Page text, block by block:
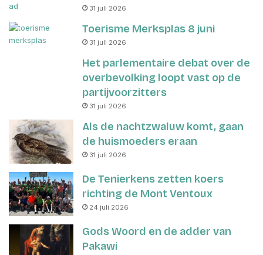
31 juli 2026
Toerisme Merksplas 8 juni
31 juli 2026
Het parlementaire debat over de
overbevolking loopt vast op de
partijvoorzitters
31 juli 2026
Als de nachtzwaluw komt, gaan
de huismoeders eraan
31 juli 2026
De Tenierkens zetten koers
richting de Mont Ventoux
24 juli 2026
Gods Woord en de adder van
Pakawi